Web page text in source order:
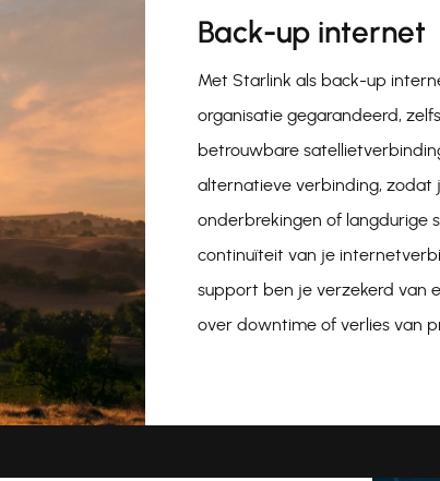
Back-up internet
Met Starlink als back-up
organisatie gegarandeerd,
betrouwbare
alternatieve verbinding, zodat
onderbrekingen of langdurige
continuïteit van je
support ben je verzekerd van
over downtime of verlies van